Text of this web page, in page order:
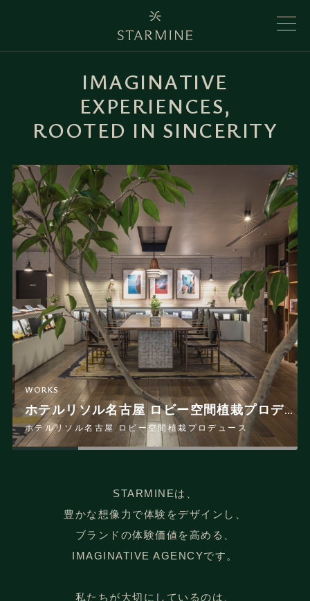
IMAGINATIVE
EXPERIENCES,
ROOTED IN SINCERITY
WORKS
「solmu kyoto」ブランドプロデュース
「solmu kyoto」ブランドプロデュース
WORKS
ホテルリソル名古屋 ロビー空間植栽プロデュース
ホテルリソル名古屋 ロビー空間植栽プロデュース
WORKS
リゾナーレ那須 いちごフルステイ
リゾナーレ那須 いちごフルステイ
WORKS
sequence MIYASHITA PARK クリスマス装飾
シークエンス 宮下パーク クリスマス装飾
WORKS
桜チルラウンジ at BEB5軽井沢 by 星野リゾート
サクラチルラウンジ at BEB5軽井沢 by 星野リゾート
WORKS
BEBミモザスプリング at BEB5軽井沢 by 星野リゾート
ベブミモザスプリング at BEB5軽井沢 by 星野リゾート
WORKS
BEBストロベリーナイト at BEB5土浦 by 星野リゾート
ベブストロベリーナイト at BEB5土浦 by 星野リゾート
WORKS
オリエンタルホテル東京ベイ SUMMER BOTANICAL
オリエンタルホテル東京ベイ サマーボタニカル
WORKS
ホテルリソル横浜桜木町 TOURIST MAP
ホテルリソル横浜桜木町 ツーリストマップ
WORKS
「MIMOSA PLAN」at ホテルリソル横浜桜木町
「ミモザプラン」at ホテルリソル横浜桜木町
WORKS
「あたみ梅カフェ」 at リゾナーレ熱海
リゾナーレ熱海「あたみ梅カフェ」
WORKS
Villa El Cielo Ishigaki
ヴィラ エル シエロ 石垣
STARMINEは、
豊かな想像力で体験をデザインし、
ブランドの体験価値を高める、
IMAGINATIVE AGENCYです。
私たちが大切にしているのは、